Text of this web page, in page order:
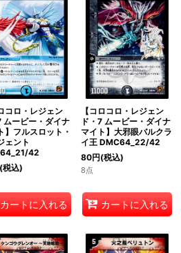
コロ・レジェン
ムービー・ダイナ
】フルスロット・
ェント
42
(税込)
カートに入れる
【コロコロ・レジェン
ド・7 ムービー・ダイナ
マイト】大邪眼バルクラ
イ王 DMC64_22/42
80円(税込)
8点
カートに入れる